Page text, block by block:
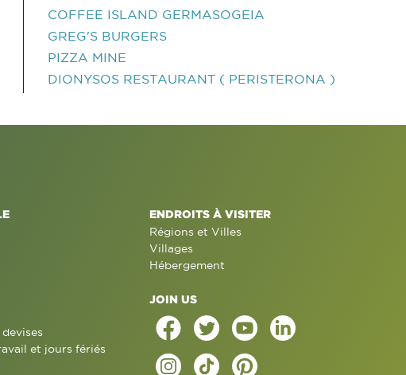
COFFEE ISLAND GERMASOGEIA
GREG'S BURGERS
PIZZA MINE
DIONYSOS RESTAURANT ( PERISTERONA )
et jours fériés
ENDROITS À VISITER
Régions et Villes
Villages
Hébergement
JOIN US